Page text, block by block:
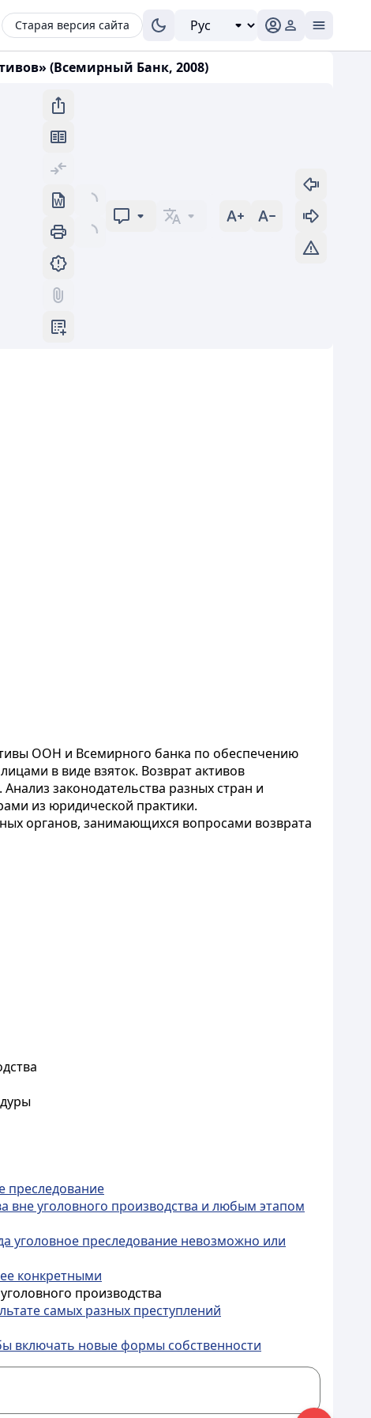
Старая версия сайта
(Всемирный Банк, 2008)
ООН и Всемирного банка по обеспечению
в виде взяток. Возврат активов
законодательства разных стран и
из юридической практики.
органов, занимающихся вопросами возврата
преследование
вне уголовного производства и любым этапом
уголовное преследование невозможно или
конкретными
производства
самых разных преступлений
включать новые формы собственности